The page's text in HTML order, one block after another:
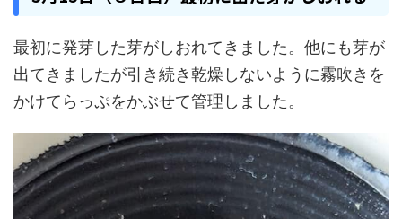
最初に発芽した芽がしおれてきました。他にも芽が
出てきましたが引き続き乾燥しないように霧吹きを
かけてらっぷをかぶせて管理しました。